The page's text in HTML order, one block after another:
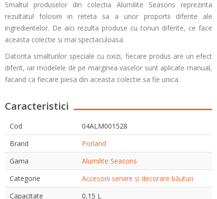
Smaltul produselor din colectia Alumilite Seasons reprezinta
rezultatul folosirii in reteta sa a unor proportii diferite ale
ingredientelor. De aici rezulta produse cu tonuri diferite, ce face
aceasta colectie si mai spectaculoasa.
Datorita smalturilor speciale cu oxizi, fiecare produs are un efect
diferit, iar modelele de pe marginea vaselor sunt aplicate manual,
facand ca fiecare piesa din aceasta colectie sa fie unica.
Caracteristici
Cod
04ALM001528
Brand
Porland
Gama
Alumilite Seasons
Categorie
Accesorii servire și decorare băuturi
Capacitate
0,15 L